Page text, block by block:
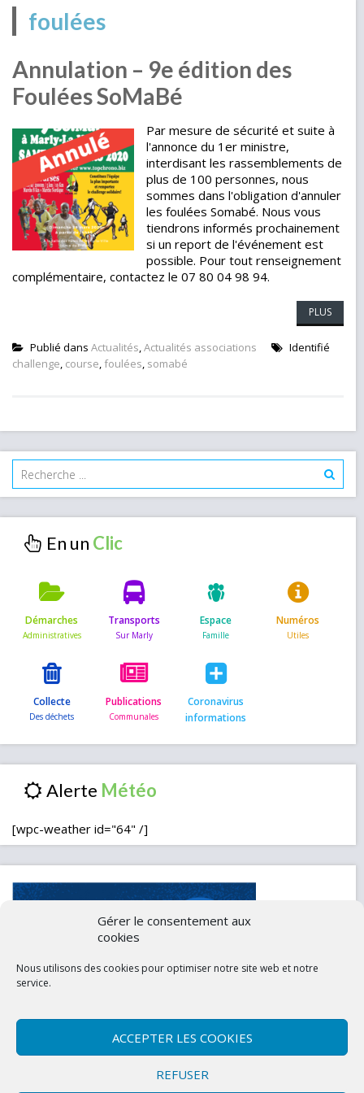
Gérer le consentement aux
cookies
Nous utilisons des cookies pour optimiser notre site web et notre
service.
ACCEPTER LES COOKIES
REFUSER
foulées
Annulation – 9e édition des
Foulées SoMaBé
Par mesure de sécurité et suite à
l'annonce du 1er ministre,
interdisant les rassemblements de
plus de 100 personnes, nous
sommes dans l'obligation d'annuler
les foulées Somabé. Nous vous
tiendrons informés prochainement
si un report de l'événement est
possible. Pour tout renseignement
complémentaire, contactez le 07 80 04 98 94.
PLUS
Publié dans Actualités,Actualités associations
Identifié
challenge, course, foulées, somabé
En un
Démarches Transports Espace Numéros
Collecte Publications
Coronavirus
informations
Alerte
[wpc-weather id="64" /]
Politique de confidentialité (UE)